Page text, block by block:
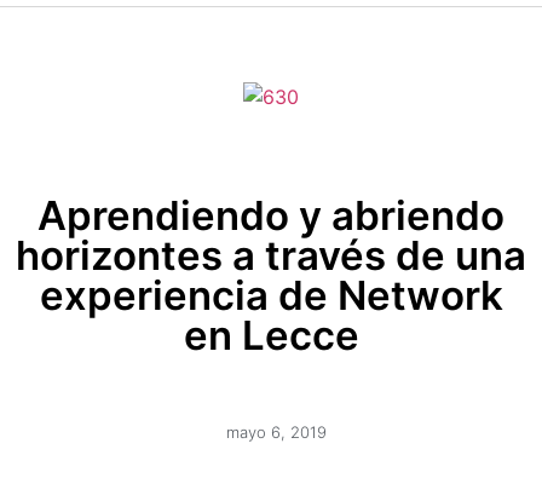
Aprendiendo y abriendo
horizontes a través de una
experiencia de Network
en Lecce
mayo 6, 2019